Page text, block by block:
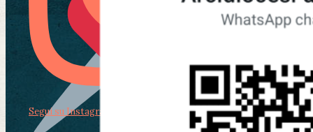
Segui su Instagram